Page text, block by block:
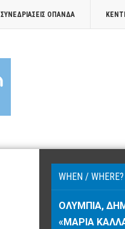
ΣΥΝΕΔΡΙΆΣΕΙΣ ΟΠΑΝΔΑ
WHEN / WHERE?
ΟΛΎΜΠΙΑ,
«ΜΑΡΊΑ